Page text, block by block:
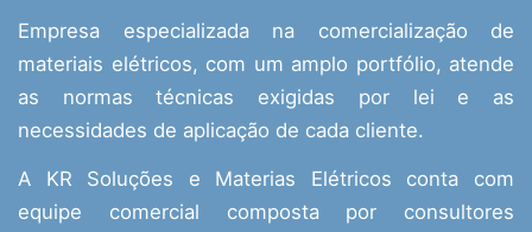
Empresa especializada na comercialização de
materiais elétricos, com um amplo portfólio, atende
as normas técnicas exigidas por lei e as
necessidades de aplicação de cada cliente.
A KR Soluções e Materias Elétricos conta com
equipe comercial composta por consultores